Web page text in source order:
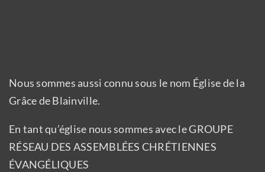
Nous sommes aussi connu sous le nom Église de la
Grâce de Blainville.
En tant qu’église nous sommes avec le GROUPE
RÉSEAU DES ASSEMBLÉES CHRÉTIENNES
ÉVANGÉLIQUES